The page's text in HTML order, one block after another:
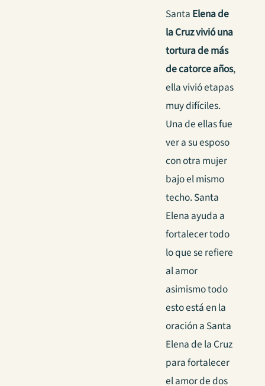
Santa Elena de
la Cruz vivió una
tortura de más
de catorce años,
ella vivió etapas
muy difíciles.
Una de ellas fue
ver a su esposo
con otra mujer
bajo el mismo
techo. Santa
Elena ayuda a
fortalecer todo
lo que se refiere
al amor
asimismo todo
esto está en la
oración a Santa
Elena de la Cruz
para fortalecer
el amor de dos